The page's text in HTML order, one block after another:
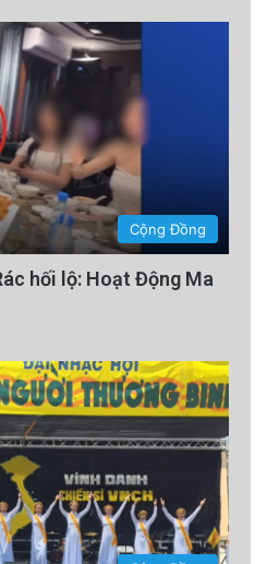
Cộng Đồng
hối lộ: Hoạt Động Ma